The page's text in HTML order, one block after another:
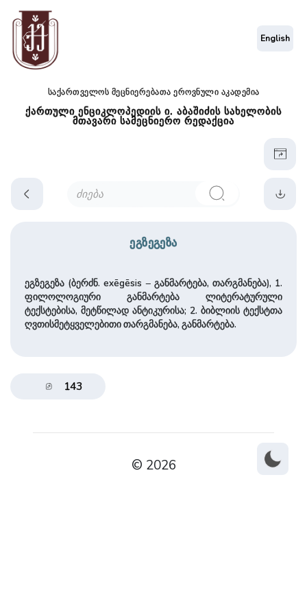
საქართველოს მეცნიერებათა ეროვნული აკადემია
ქართული ენციკლოპედიის ი. აბაშიძის სახელობის
მთავარი სამეცნიერო რედაქცია
English
ეგზეგეზა
ეგზეგეზა (ბერძნ. exēgēsis – განმარტება, თარგმანება), 1.
ფილოლოგიური განმარტება ლიტერატურული
ტექსტებისა, მეტწილად ანტიკურისა; 2. ბიბლიის ტექსტთა
ღვთისმეტყველებითი თარგმანება, განმარტება.
143
© 2026